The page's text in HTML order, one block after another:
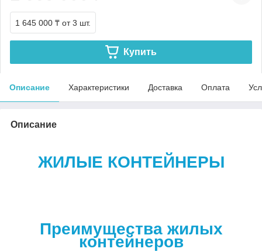
1 645 000 ₸ от 3 шт.
Купить
Описание Характеристики Доставка Оплата
Описание
ЖИЛЫЕ КОНТЕЙНЕРЫ
Преимущества жилых
контейнеров